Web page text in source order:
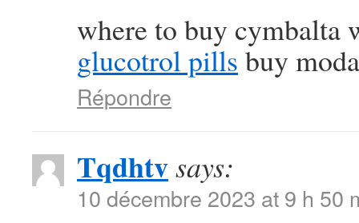
where to buy
glucotrol pills buy
Répondre
Tqdhtvsays:
10 décembre 2023 at 9 h 50